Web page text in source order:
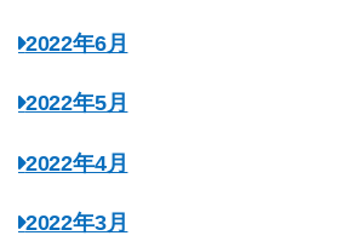
2022年6月
2022年5月
2022年4月
2022年3月